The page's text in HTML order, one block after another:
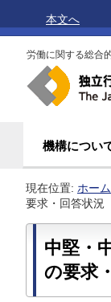
本文へ
労働に関する総合
機構につい
現在位置: ホーム
要求・回答状況
中堅・
の要求